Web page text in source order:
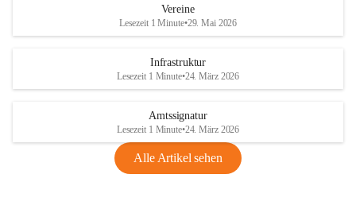
Vereine
Lesezeit 1 Minute•29. Mai 2026
Infrastruktur
Lesezeit 1 Minute•24. März 2026
Amtssignatur
Lesezeit 1 Minute•24. März 2026
Alle Artikel sehen